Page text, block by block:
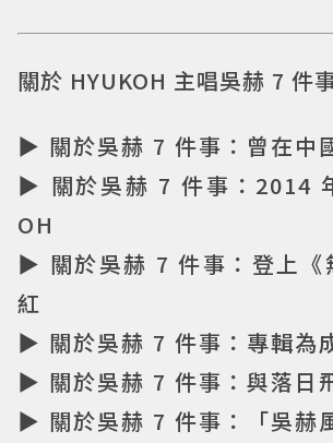
關於 HYUKOH 主唱吳赫 7 件
▶ 關於吳赫 7 件事：曾在中
▶ 關於吳赫 7 件事：2014
OH
▶ 關於吳赫 7 件事：登上《
紅
▶ 關於吳赫 7 件事：專輯為
▶ 關於吳赫 7 件事：與落日
▶ 關於吳赫 7 件事：「吳赫